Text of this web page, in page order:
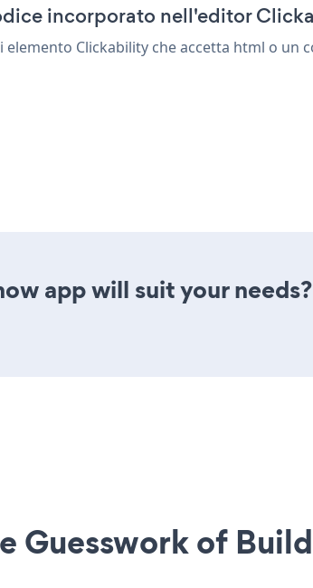
incorporato nell'editor
Clickability che accetta html o un
app will suit your
Guesswork of